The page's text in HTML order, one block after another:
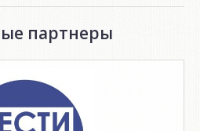
партнеры